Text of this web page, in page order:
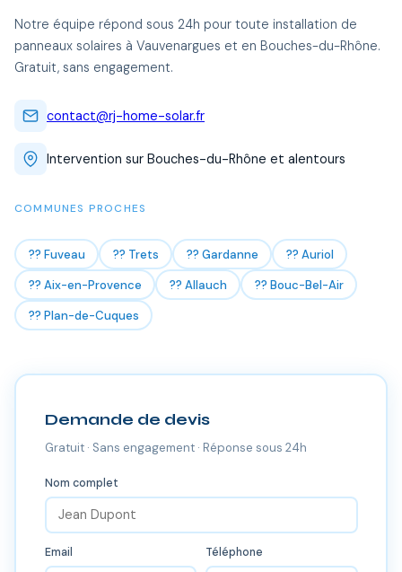
Notre équipe répond sous 24h pour toute installation de
panneaux solaires à Vauvenargues et en Bouches-du-Rhône.
Gratuit, sans engagement.
contact@rj-home-solar.fr
Intervention sur Bouches-du-Rhône et alentours
COMMUNES PROCHES
?? Fuveau ?? Trets ?? Gardanne
?? Auriol
?? Aix-en-Provence
?? Allauch
?? Bouc-Bel-Air
?? Plan-de-Cuques
Demande de devis
Gratuit · Sans engagement · Réponse sous 24h
Nom complet
Email Téléphone